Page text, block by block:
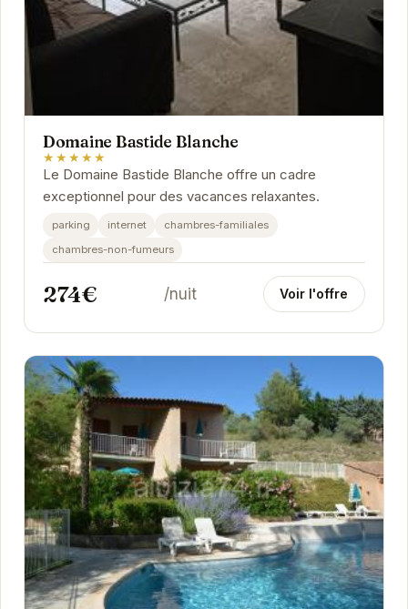
Domaine Bastide Blanche
★★★★★
Le Domaine Bastide Blanche offre un cadre
exceptionnel pour des vacances relaxantes.
parking internet
chambres-familiales
chambres-non-fumeurs
274€ /nuit Voir l'offre